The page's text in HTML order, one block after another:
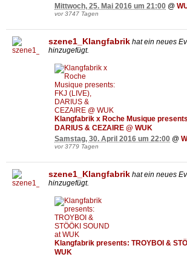
Mittwoch, 25. Mai 2016 um 21:00 @
vor 3747 Tagen
szene1_Klangfabrik hat ein neues
hinzugefügt.
Klangfabrik x Roche Musique
DARIUS & CEZAIRE @ WUK
Samstag, 30. April 2016 um 22:00 @
vor 3779 Tagen
szene1_Klangfabrik hat ein neues
hinzugefügt.
Klangfabrik presents: TROYBOI &
WUK